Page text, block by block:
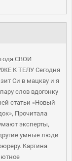
СВОИ
К ТЕЛУ Сегодня
Си в мацкву и я
слов вдогонку
статьи «Новый
Прочитала
эксперты,
умные люди
Картина